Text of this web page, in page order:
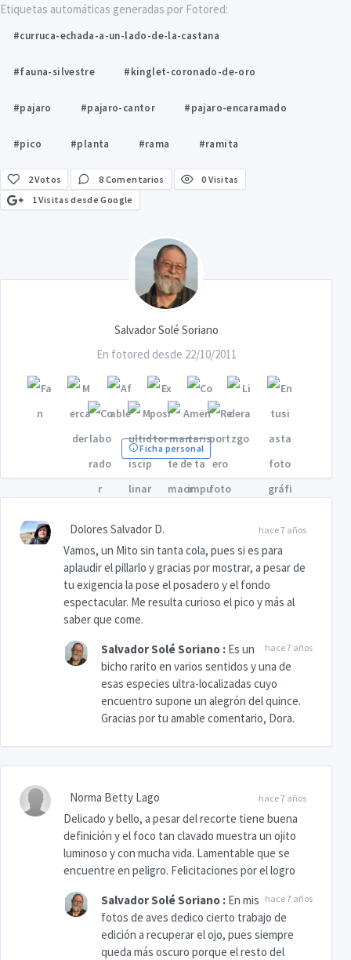
Etiquetas automáticas generadas por Fotored:
#curruca-echada-a-un-lado-de-la-castana
#fauna-silvestre #kinglet-coronado-de-oro
#pajaro #pajaro-cantor #pajaro-encaramado
#pico #planta #rama #ramita
2Votos 8 Comentarios
0 Visitas
1 Visitas desde Google
Salvador Solé Soriano
En fotored desde 22/10/2011
Ficha personal
hace 7 años
Dolores Salvador D.
Vamos, un Mito sin tanta cola, pues si es para
aplaudir el pillarlo y gracias por mostrar, a pesar de
tu exigencia la pose el posadero y el fondo
espectacular. Me resulta curioso el pico y más al
saber que come.
Salvador Solé Soriano : hace 7 años
Es un
bicho rarito en varios sentidos y una de
esas especies ultra-localizadas cuyo
encuentro supone un alegrón del quince.
Gracias por tu amable comentario, Dora.
hace 7 años
Norma Betty Lago
Delicado y bello, a pesar del recorte tiene buena
definición y el foco tan clavado muestra un ojito
luminoso y con mucha vida. Lamentable que se
encuentre en peligro. Felicitaciones por el logro
Salvador Solé Soriano : hace 7 años
En mis
fotos de aves dedico cierto trabajo de
edición a recuperar el ojo, pues siempre
queda más oscuro porque el resto del